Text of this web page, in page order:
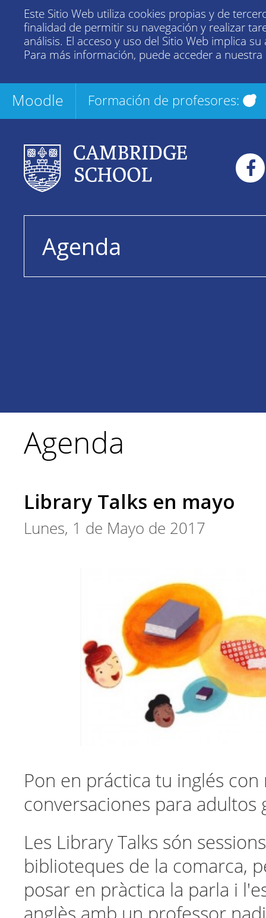
Este Sitio Web utiliza cookies propias y de
finalidad de permitir su navegación y realizar
análisis. El acceso y uso del Sitio Web implica su
Para más información, puede acceder a nuestra
Moodle Formación de profesores:
Agenda
Agenda
Library Talks en mayo
Lunes, 1 de Mayo de 2017
Pon en práctica tu inglés con
conversaciones para adultos
Les Library Talks són
biblioteques de la comarca,
posar en pràctica la parla i